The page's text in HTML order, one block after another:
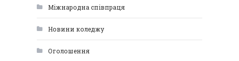
Міжнародна співпраця
Новини коледжу
Оголошення